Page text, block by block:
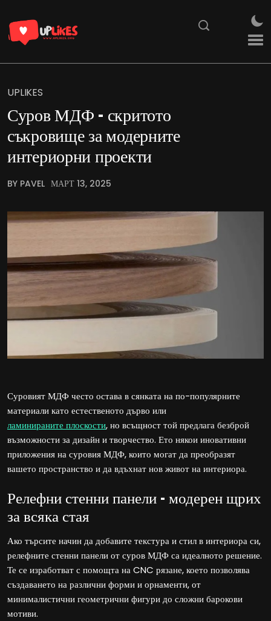
UPLIKES
Суров МДФ – скритото
съкровище за модерните
интериорни проекти
BY PAVEL МАРТ 13, 2025
Суровият МДФ често остава в сянката на по-популярните
материали като естественото дърво или
ламинираните плоскости, но всъщност той предлага безброй
възможности за дизайн и творчество. Ето някои иновативни
приложения на суровия МДФ, които могат да преобразят
вашето пространство и да вдъхнат нов живот на интериора.
Релефни стенни панели – модерен щрих
за всяка стая
Ако търсите начин да добавите текстура и стил в интериора си,
релефните стенни панели от суров МДФ са идеалното решение.
Те се изработват с помощта на CNC рязане, което позволява
създаването на различни форми и орнаменти, от
минималистични геометрични фигури до сложни барокови
мотиви.